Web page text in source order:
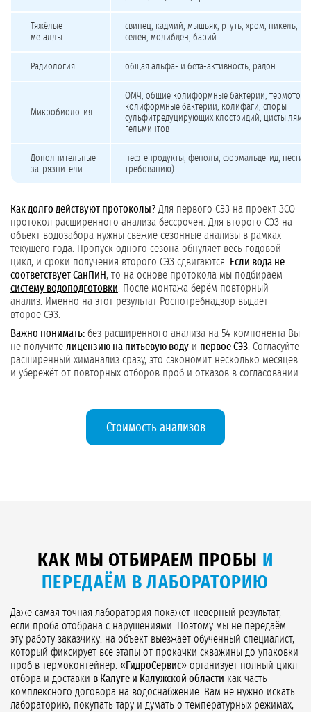
Тяжёлые
металлы
свинец, кадмий, мышьяк, ртуть, хром, никель,
селен, молибден, барий
Радиология общая альфа- и бета-активность, радон
Микробиология
ОМЧ, общие колиформные бактерии,
колиформные бактерии, колифаги, споры
сульфитредуцирующих клостридий, цисты
гельминтов
Дополнительные
загрязнители
нефтепродукты, фенолы, формальдегид,
требованию)
Как долго действуют протоколы? Для первого СЭЗ на проект ЗСО
протокол расширенного анализа бессрочен. Для второго СЭЗ на
объект водозабора нужны свежие сезонные анализы в рамках
текущего года. Пропуск одного сезона обнуляет весь годовой
цикл, и сроки получения второго СЭЗ сдвигаются.
Если вода не
соответствует СанПиН, то на основе протокола мы подбираем
систему водоподготовки . После монтажа берём повторный
анализ. Именно на этот результат Роспотребнадзор выдаёт
второе СЭЗ.
Важно понимать: без расширенного анализа на 54 компонента Вы
не получите лицензию на питьевую воду и первое СЭЗ . Согласуйте
расширенный химанализ сразу, это сэкономит несколько месяцев
и убережёт от повторных отборов проб и отказов в согласовании.
Стоимость анализов
КАК МЫ ОТБИРАЕМ ПРОБЫ
И
ПЕРЕДАЁМ В ЛАБОРАТОРИЮ
Даже самая точная лаборатория покажет неверный результат,
если проба отобрана с нарушениями. Поэтому мы не передаём
эту работу заказчику: на объект выезжает обученный специалист,
который фиксирует все этапы от прокачки скважины до упаковки
проб в термоконтейнер. «ГидроСервис» организует полный цикл
отбора и доставки в Калуге и Калужской области как часть
комплексного договора на водоснабжение. Вам не нужно искать
лабораторию, покупать тару и думать о температурных режимах,